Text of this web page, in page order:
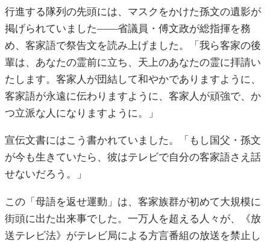
行進する隊列の先頭には、マスクをかけた孫文の遺影が
掲げられていました——省議員・傅文政が総指揮を務
め、客家語で祭告文を読み上げました。「我ら客家の後
輩は、あなたの霊前に立ち、天上のあなたの霊に拝請い
たします。客家人が団結して和やかでありますように、
客家語が永遠に伝わりますように、客家人が頑強で、か
つ立派な人になりますように。」
宣伝文書にはこう書かれていました。「もし国父・孫文
が今も生きていたら、彼はテレビで自分の客家語さえ話
せないだろう。」
この「母語を返せ運動」は、客家族群が初めて大規模に
街頭に出た出来事でした。一万人を超える人々が、《放
送テレビ法》がテレビ局による方言番組の放送を禁止し